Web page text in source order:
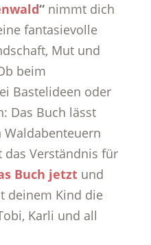
“nimmt dich
fantasievolle
Mut und
beim
Bastelideen oder
Das Buch lässt
Verständnis für
Buch jetztund
deinem Kind die
Karli und all